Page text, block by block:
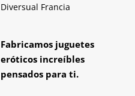
Diversual Francia
Fabricamos juguetes
eróticos increíbles
pensados para ti.